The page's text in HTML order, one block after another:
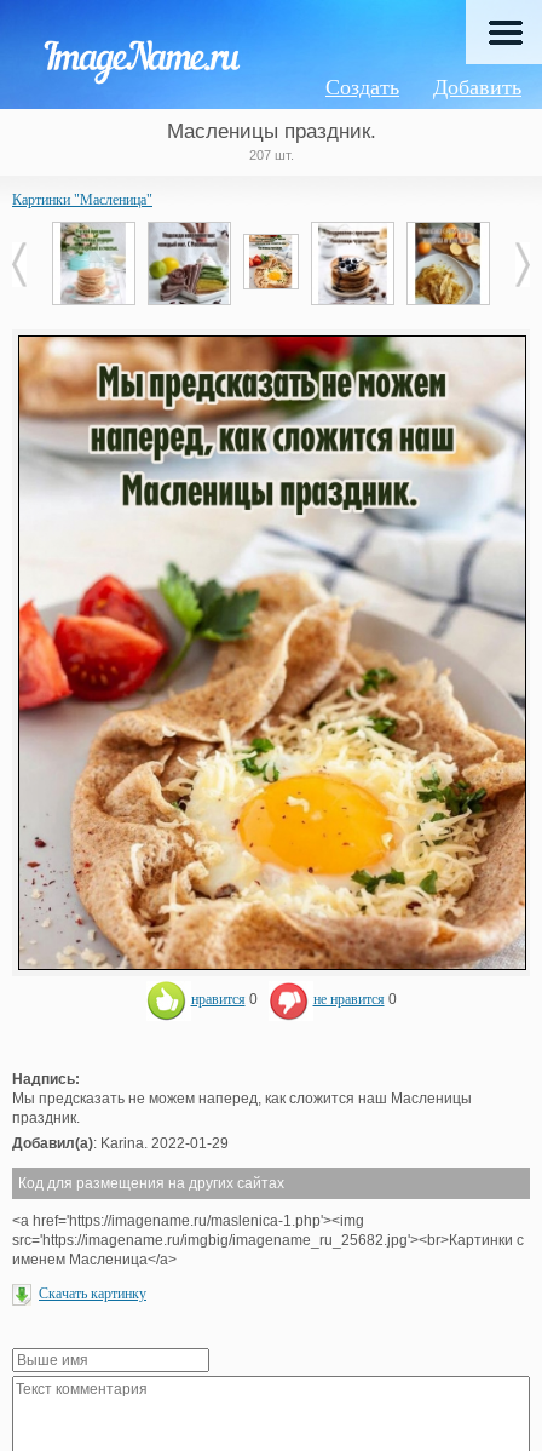
Добавить
Создать
Масленицы праздник.
207 шт.
Картинки "Масленица"
нравится 0 не нравится 0
Надпись:
Мы предсказать не можем наперед, как сложится наш Масленицы
праздник.
Добавил(а): Karina. 2022-01-29
Код для размещения на других сайтах
<a href='https://imagename.ru/maslenica-1.php'><img
src='https://imagename.ru/imgbig/imagename_ru_25682.jpg'><br>Картинки с
именем Масленица</a>
Скачать картинку